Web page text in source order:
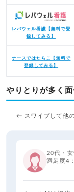
レバウェル看護【無料で登
録してみる】
ナースではたらこ【無料で
登録してみる】
やりとりが多く
← スワイプして他
20代・女
満足度